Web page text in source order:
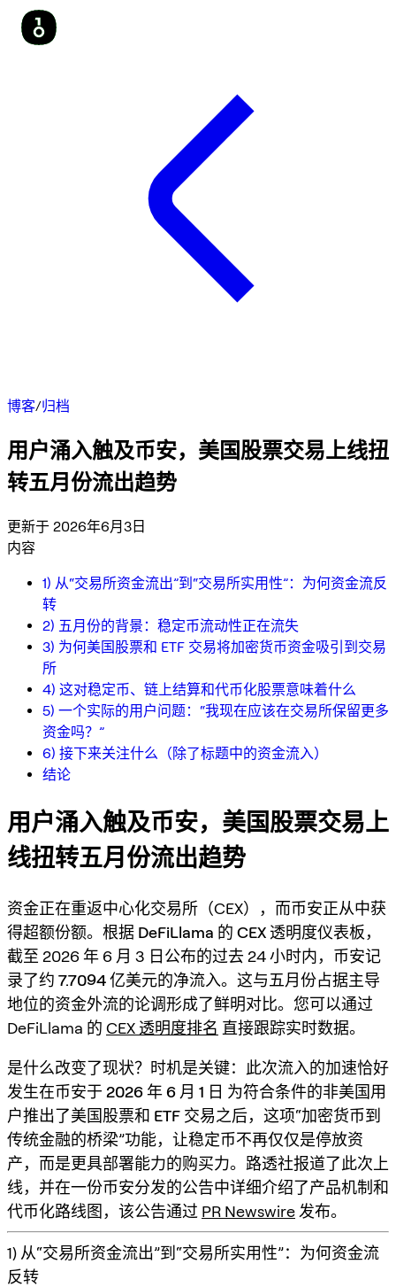
博客/归档
用户涌入触及币安，美国股票交易上线扭
转五月份流出趋势
更新于 2026年6月3日
内容
1) 从“交易所资金流出”到“交易所实用性”：为何资金流反
转
2) 五月份的背景：稳定币流动性正在流失
3) 为何美国股票和 ETF 交易将加密货币资金吸引到交易
所
4) 这对稳定币、链上结算和代币化股票意味着什么
5) 一个实际的用户问题：“我现在应该在交易所保留更多
资金吗？”
6) 接下来关注什么（除了标题中的资金流入）
结论
用户涌入触及币安，美国股票交易上
线扭转五月份流出趋势
资金正在重返中心化交易所（CEX），而币安正从中获
得超额份额。根据 DeFiLlama 的 CEX 透明度仪表板，
截至 2026 年 6 月 3 日公布的过去 24 小时内，币安记
录了约 7.7094 亿美元的净流入。这与五月份占据主导
地位的资金外流的论调形成了鲜明对比。您可以通过
DeFiLlama 的 CEX 透明度排名 直接跟踪实时数据。
是什么改变了现状？时机是关键：此次流入的加速恰好
发生在币安于 2026 年 6 月 1 日 为符合条件的非美国用
户推出了美国股票和 ETF 交易之后，这项“加密货币到
传统金融的桥梁”功能，让稳定币不再仅仅是停放资
产，而是更具部署能力的购买力。路透社报道了此次上
线，并在一份币安分发的公告中详细介绍了产品机制和
代币化路线图，该公告通过 PR Newswire 发布。
1) 从“交易所资金流出”到“交易所实用性”：为何资金流
反转